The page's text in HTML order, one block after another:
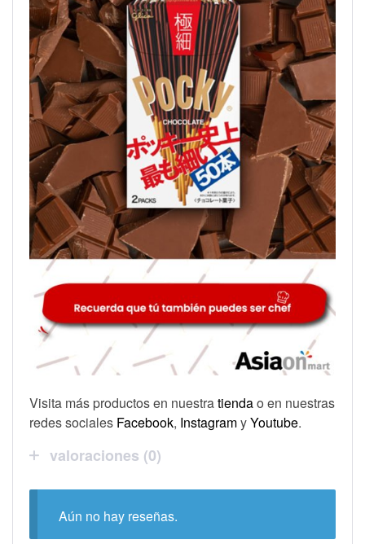
Visita más productos en nuestratiendao en nuestras
redes sociales Facebook, InstagramyYoutube.
valoraciones (0)
Aún no hay reseñas.